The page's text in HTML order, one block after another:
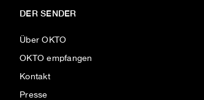
DER SENDER
Über OKTO
OKTO empfangen
Kontakt
Presse